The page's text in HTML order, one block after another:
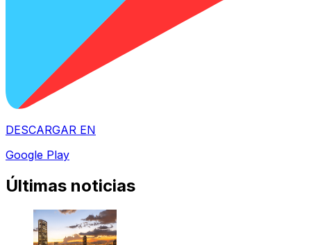
DESCARGAR EN
Google Play
Últimas noticias